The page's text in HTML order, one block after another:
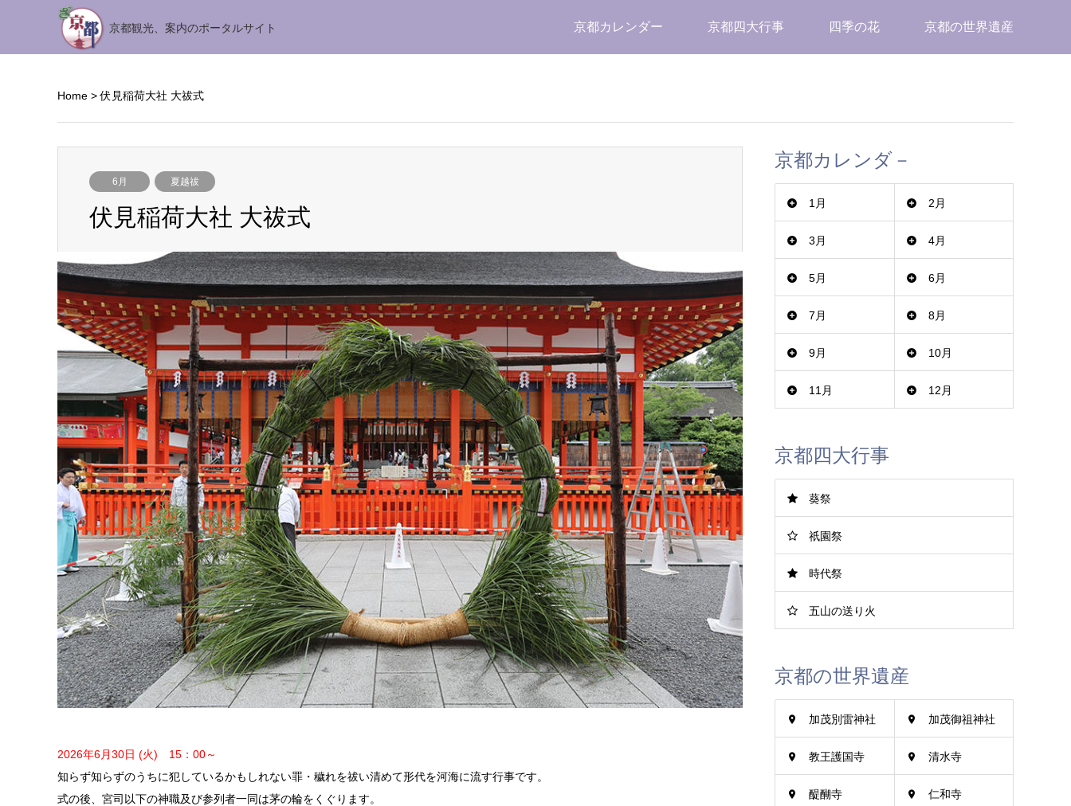
京都観光、案内のポータルサイト 京都カレンダー 京都四大行事 四季の花 京都の世界遺産
Home >伏見稲荷大社 大祓式
6月 夏越祓
伏見稲荷大社 大祓式
2026年6月30日 (火) 15：00～
知らず知らずのうちに犯しているかもしれない罪・穢れを祓い清めて形代を河海に流す行事です。
式の後、宮司以下の神職及び参列者一同は茅の輪をくぐります。
京都カレンダ－
1月 2月
3月 4月
5月 6月
7月 8月
9月 10月
11月 12月
京都四大行事
葵祭
祇園祭
時代祭
五山の送り火
京都の世界遺産
加茂別雷神社 加茂御祖神社
教王護国寺 清水寺
醍醐寺 仁和寺